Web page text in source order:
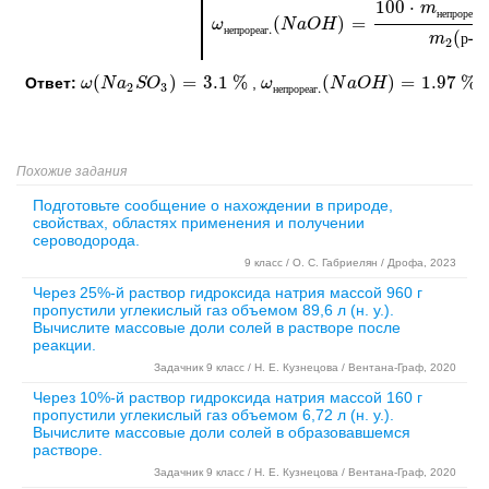
Ответ: ω(Na2 SO3 ) = 3.1 %
ω(Na2SO3)= 3.1% ,ωнепрореаг. (NaOH) = 1.97 %
ωнепрореаг.(NaO H )=1.97%
ωнепрореаг. (NaOH) =
100 ⋅ mнепрореа
m2(р-
ωнепрореаг.(NaO H )=100⋅mнепрореаг.
Похожие задания
Подготовьте сообщение о нахождении в природе,
свойствах, областях применения и получении
сероводорода.
9 класс / О. С. Габриелян / Дрофа, 2023
Через 25%-й раствор гидроксида натрия массой 960 г
пропустили углекислый газ объемом 89,6 л (н. у.).
Вычислите массовые доли солей в растворе после
реакции.
Задачник 9 класс / Н. Е. Кузнецова / Вентана-Граф, 2020
Через 10%-й раствор гидроксида натрия массой 160 г
пропустили углекислый газ объемом 6,72 л (н. у.).
Вычислите массовые доли солей в образовавшемся
растворе.
Задачник 9 класс / Н. Е. Кузнецова / Вентана-Граф, 2020